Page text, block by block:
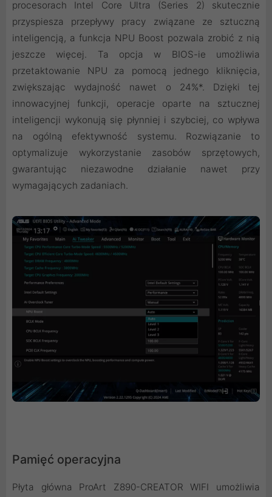
procesorach Intel Core Ultra (Series 2) skutecznie
przyspiesza przepływy pracy związane ze sztuczną
inteligencją, a funkcja NPU Boost pozwala zrobić z nią
jeszcze więcej. Ta opcja w BIOS-ie umożliwia
przetaktowanie NPU za pomocą jednego kliknięcia,
zwiększając wydajność nawet o 24%*. Dzięki tej
innowacyjnej funkcji, operacje oparte na sztucznej
inteligencji wykonują się płynniej i szybciej, co wpływa
na ogólną efektywność systemu. Rozwiązanie to
optymalizuje wykorzystanie zasobów sprzętowych,
gwarantując niezawodne działanie nawet przy
wymagających zadaniach.
Pamięć operacyjna
Płyta główna ProArt Z890-CREATOR WIFI umożliwia